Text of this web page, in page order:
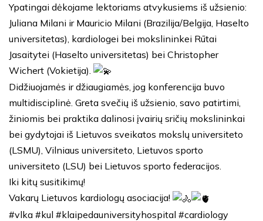
Ypatingai dėkojame lektoriams atvykusiems iš užsienio:
Juliana Milani ir Mauricio Milani (Brazilija/Belgija, Haselto
universitetas), kardiologei bei mokslininkei Rūtai
Jasaitytei (Haselto universitetas) bei Christopher
Wichert (Vokietija).
Didžiuojamės ir džiaugiamės, jog konferencija buvo
multidisciplinė. Greta svečių iš užsienio, savo patirtimi,
žiniomis bei praktika dalinosi įvairių sričių mokslininkai
bei gydytojai iš Lietuvos sveikatos mokslų universiteto
(LSMU), Vilniaus universiteto, Lietuvos sporto
universiteto (LSU) bei Lietuvos sporto federacijos.
Iki kitų susitikimų!
Vakarų Lietuvos kardiologų asociacija!
#vlka #kul #klaipedauniversityhospital #cardiology